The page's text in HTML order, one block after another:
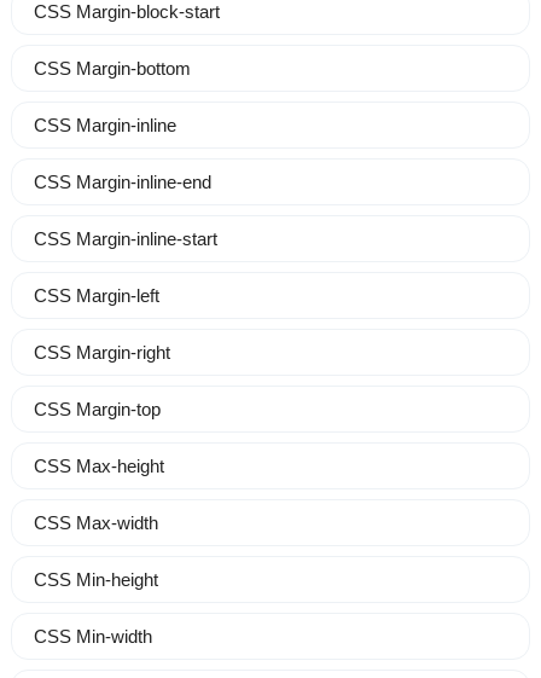
CSS Margin-block-start
CSS Margin-bottom
CSS Margin-inline
CSS Margin-inline-end
CSS Margin-inline-start
CSS Margin-left
CSS Margin-right
CSS Margin-top
CSS Max-height
CSS Max-width
CSS Min-height
CSS Min-width